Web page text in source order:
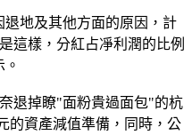
地及其他方面的原因，計
這樣，分紅占凈利潤的比例
掉瞭"面粉貴過面包"的杭
的資產減值準備，同時，公